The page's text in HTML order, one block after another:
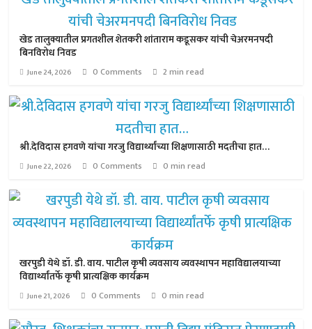
खेड तालुक्यातील प्रगतशील शेतकरी शांताराम कडूसकर यांची चेअरमनपदी
बिनविरोध निवड
June 24, 2026 0 Comments 2 min read
श्री.देविदास हगवणे यांचा गरजु विद्यार्थ्यांच्या शिक्षणासाठी मदतीचा हात…
June 22, 2026 0 Comments 0 min read
खरपुडी येथे डॉ. डी. वाय. पाटील कृषी व्यवसाय व्यवस्थापन महाविद्यालयाच्या
विद्यार्थ्यांतर्फे कृषी प्रात्यक्षिक कार्यक्रम
June 21, 2026 0 Comments 0 min read